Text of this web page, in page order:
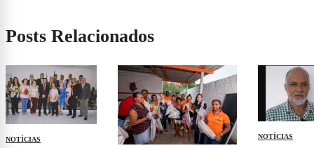
Posts Relacionados
NOTÍCIAS NOTÍCIAS